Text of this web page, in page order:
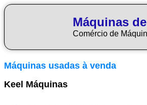
Máquinas
Comércio de
Máquinas usadas à venda
Keel Máquinas